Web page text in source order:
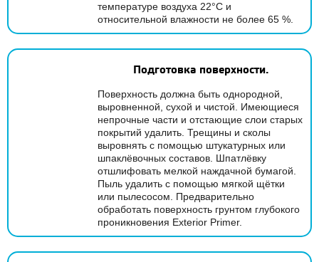
температуре воздуха 22°С и
относительной влажности не более 65 %.
Подготовка поверхности.
Поверхность должна быть однородной,
выровненной, сухой и чистой. Имеющиеся
непрочные части и отстающие слои старых
покрытий удалить. Трещины и сколы
выровнять с помощью штукатурных или
шпаклёвочных составов. Шпатлёвку
отшлифовать мелкой наждачной бумагой.
Пыль удалить с помощью мягкой щётки
или пылесосом. Предварительно
обработать поверхность грунтом глубокого
проникновения Exterior Primer.